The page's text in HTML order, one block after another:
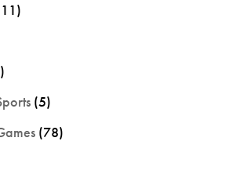
(5)
(78)